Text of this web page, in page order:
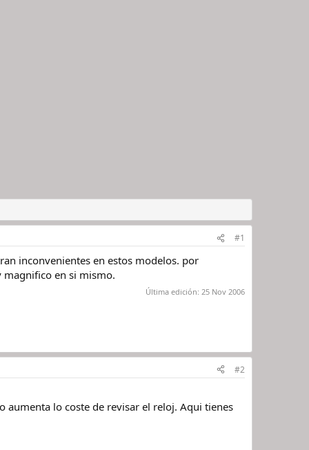
#1
inconvenientes en estos modelos. por
magnifico en si mismo.
Última edición: 25 Nov 2006
#2
lo coste de revisar el reloj. Aqui tienes